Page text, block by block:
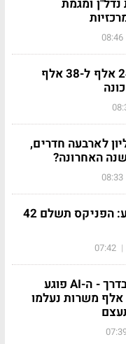
ומגמת
08:46
קריית קריניצי: מ-24 אלף ל-38 אלף
2.87 מיליון לארבעה חדרים,
האחרונה?
08:33
נהג בשלילה ולא ידע: הפניקס תשלם 42
|
07:42
הפיטורים הגדולים בדרך - ה-AI פוגע
בשוק העבודה: 113 אלף משרות נעלמו